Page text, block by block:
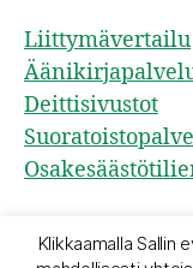
Liittymävertailu
Deittisivustot
Klikkaamalla